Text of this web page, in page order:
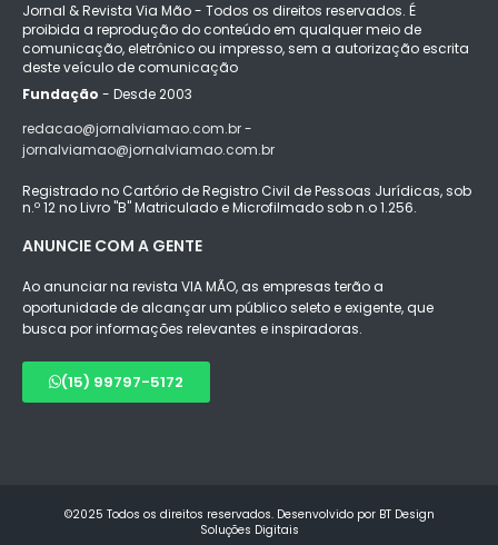
Jornal & Revista Via Mão - Todos os direitos reservados. É
proibida a reprodução do conteúdo em qualquer meio de
comunicação, eletrônico ou impresso, sem a autorização escrita
deste veículo de comunicação
Fundação - Desde 2003
redacao@jornalviamao.com.br -
jornalviamao@jornalviamao.com.br
Registrado no Cartório de Registro Civil de Pessoas Jurídicas, sob
n.º 12 no Livro "B" Matriculado e Microfilmado sob n.o 1.256.
ANUNCIE COM A GENTE
Ao anunciar na revista VIA MÃO, as empresas terão a
oportunidade de alcançar um público seleto e exigente, que
busca por informações relevantes e inspiradoras.
(15) 99797-5172
©2025 Todos os direitos reservados. Desenvolvido por BT Design
Soluções Digitais